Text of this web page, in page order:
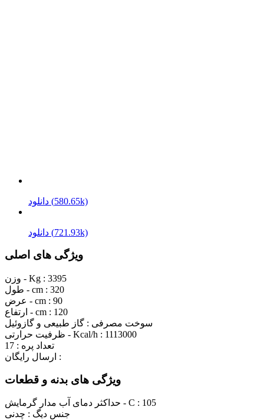
دانلود (580.65k)
دانلود (721.93k)
ویژگی های اصلی
وزن - Kg : 3395
طول - cm : 320
عرض - cm : 90
ارتفاع - cm : 120
سوخت مصرفی : گاز طبیعی و گازوئیل
ظرفیت حرارتی - Kcal/h : 1113000
تعداد پره : 17
ارسال رایگان :
ویژگی های بدنه و قطعات
حداکثر دمای آب مدار گرمایش - C : 105
جنس دیگ : چدنی